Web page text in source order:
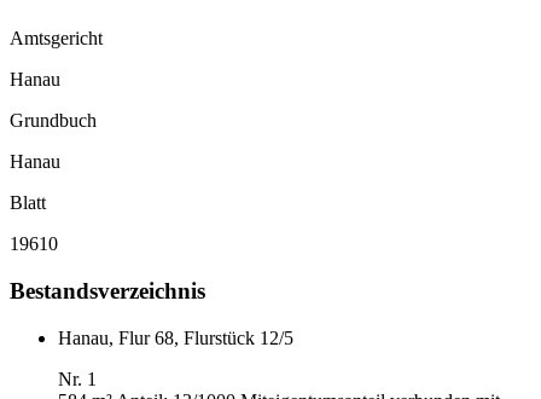
Amtsgericht
Hanau
Grundbuch
Hanau
Blatt
19610
Bestandsverzeichnis
Hanau, Flur 68, Flurstück 12/5
Nr. 1